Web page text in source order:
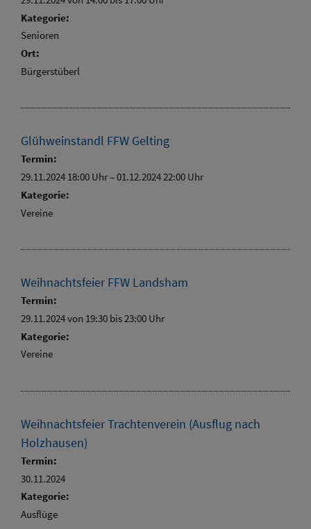
Kategorie:
Senioren
Ort:
Bürgerstüberl
Glühweinstandl FFW Gelting
Termin:
29.11.2024 18:00 Uhr–01.12.2024 22:00 Uhr
Kategorie:
Vereine
Weihnachtsfeier FFW Landsham
Termin:
29.11.2024 von 19:30 bis 23:00 Uhr
Kategorie:
Vereine
Weihnachtsfeier Trachtenverein (Ausflug nach
Holzhausen)
Termin:
30.11.2024
Kategorie:
Ausflüge